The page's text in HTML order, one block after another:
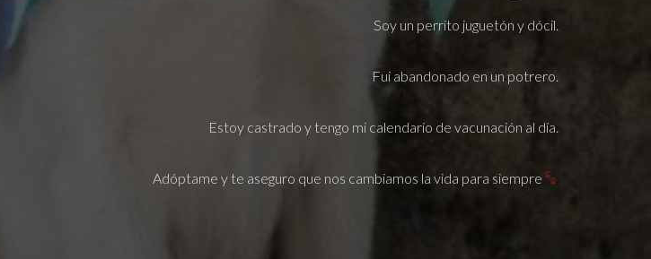
Soy un perrito juguetón y dócil.
Fui abandonado en un potrero.
Estoy castrado y tengo mi calendario de vacunación al día.
Adóptame y te aseguro que nos cambiamos la vida para siempre